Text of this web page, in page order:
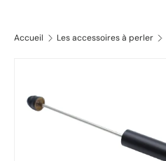
Accueil Les accessoires à perler